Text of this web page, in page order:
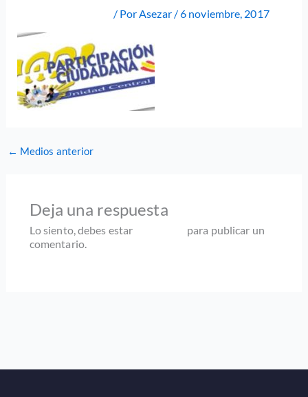
/ Por Asezar /6 noviembre, 2017
← Medios anterior
Deja una respuesta
Lo siento, debes estar
para publicar un
comentario.